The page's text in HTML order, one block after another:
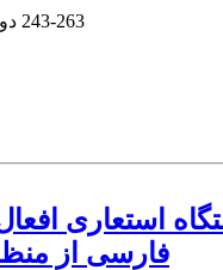
243-263
استعاری
فارسی از